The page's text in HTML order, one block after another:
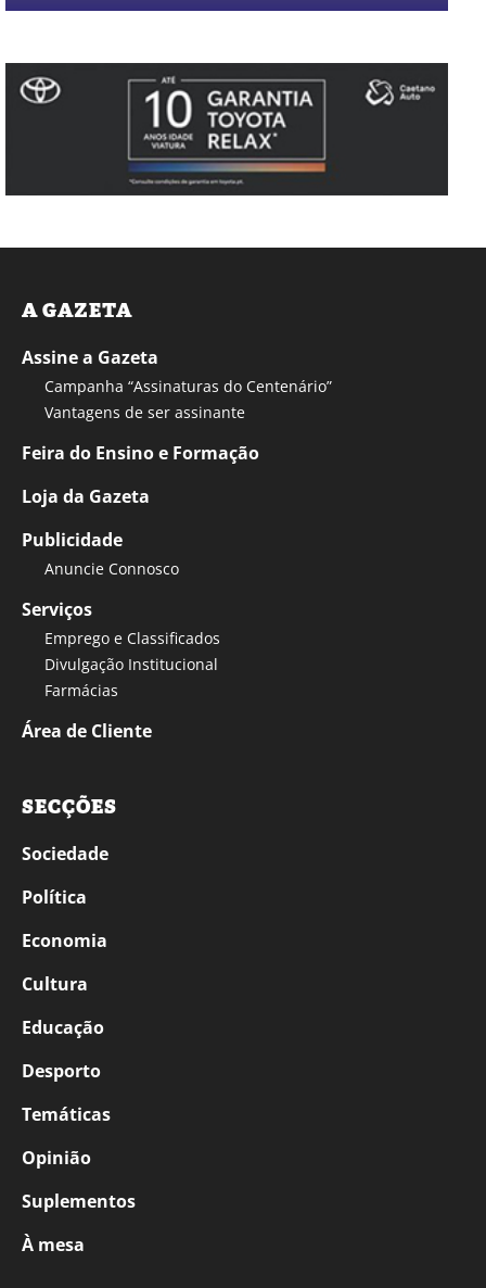
A GAZETA
Assine a Gazeta
Campanha “Assinaturas do Centenário”
Vantagens de ser assinante
Feira do Ensino e Formação
Loja da Gazeta
Publicidade
Anuncie Connosco
Serviços
Emprego e Classificados
Divulgação Institucional
Farmácias
Área de Cliente
SECÇÕES
Sociedade
Política
Economia
Cultura
Educação
Desporto
Temáticas
Opinião
Suplementos
À mesa